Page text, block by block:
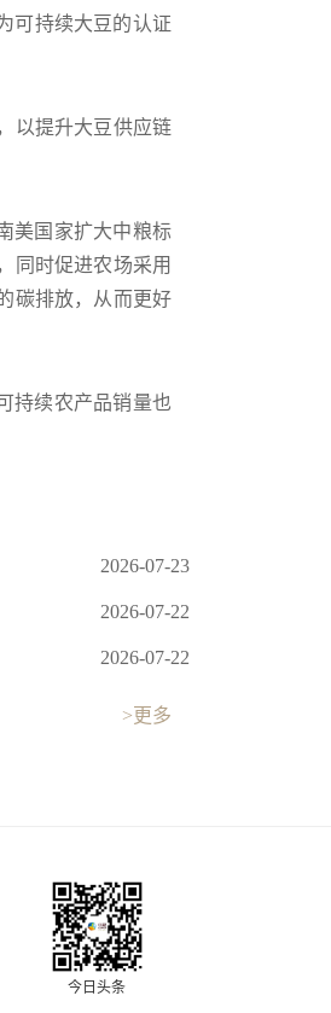
可持续大豆的认证
以提升大豆供应链
美国家扩大中粮标
同时促进农场采用
碳排放，从而更好
持续农产品销量也
2026-07-23
2026-07-22
2026-07-22
>更多
今日头条